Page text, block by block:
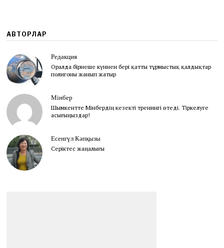
АВТОРЛАР
Редакция
Оралда бірнеше күннен бері қатты тұрмыстық қалдықтар
полигоны жанып жатыр
Мінбер
Шымкентте Мінбердің кезекті тренингі өтеді. Тіркелуге
асығыңыздар!
Есенгүл Кәпқызы
Серіктес жаңалығы